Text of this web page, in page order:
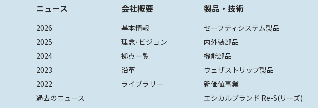
ニュース
2026
2025
2024
2023
2022
過去のニュース
会社概要
基本情報
理念･ビジョン
拠点一覧
沿革
ライブラリー
製品・技術
セーフティシステム製品
内外装部品
機能部品
ウェザストリップ製品
新価値事業
エシカルブランド Re-S(リーズ)